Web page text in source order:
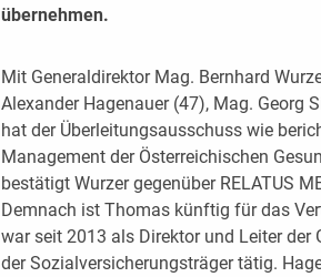
übernehmen.
Mit Generaldirektor Mag. Bernhard
Alexander Hagenauer (47), Mag. Georg
hat der Überleitungsausschuss wie
Management der Österreichischen
bestätigt Wurzer gegenüber RELATUS
Demnach ist Thomas künftig für das
war seit 2013 als Direktor und Leiter
der Sozialversicherungsträger tätig.